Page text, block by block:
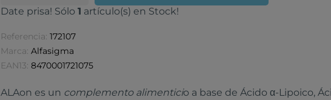
Date prisa! Sólo 1 artículo(s) en Stock!
Referencia: 172107
Marca: Alfasigma
EAN13: 8470001721075
ALAon es un complemento alimenticio a base de Ácido α-Lipoico,